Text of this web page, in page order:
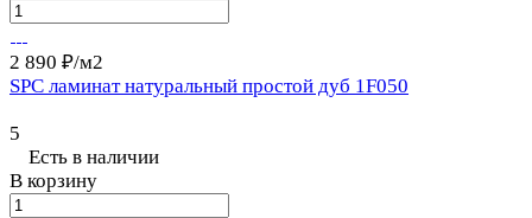
2 890 ₽/м2
SPC ламинат натуральный простой дуб 1F050
5
Есть в наличии
В корзину